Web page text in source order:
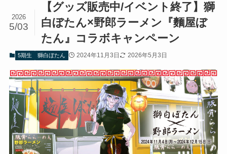
【グッズ販売中/イベント終了】獅
白ぼたん×野郎ラーメン『麵屋ぼ
たん』コラボキャンペーン
2026
5/03
5期生 獅白ぼたん 2024年11月3日 2026年5月3日